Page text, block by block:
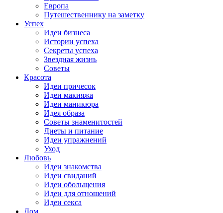
Европа
Путешественнику на заметку
Успех
Идеи бизнеса
Истории успеха
Секреты успеха
Звездная жизнь
Советы
Красота
Идеи причесок
Идеи макияжа
Идеи маникюра
Идея образа
Советы знаменитостей
Диеты и питание
Идеи упражнений
Уход
Любовь
Идеи знакомства
Идеи свиданий
Идеи обольщения
Идеи для отношений
Идеи секса
Дом